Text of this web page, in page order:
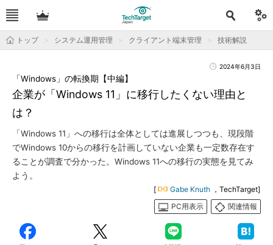
トップ システム運用管理 クライアント端末管理 技術解説
2024年6月3日
企業が「Windows 11」に移行したくない理由と
は？
「Windows」の転換期【中編】
「Windows 11」への移行は全体としては進展しつつも、現段階
でWindows 10からの移行を計画していない企業も一定数存在す
ることが調査で分かった。Windows 11への移行の実態を見てみ
よう。
[ Gabe Knuth ，TechTarget]
PC用表示
関連情報